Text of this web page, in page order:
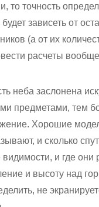
то точность
зависеть от
(а от их
расчеты
неба заслонена
предметами, тем
Хорошие
и сколько
видимости, и где
и высоту над
не